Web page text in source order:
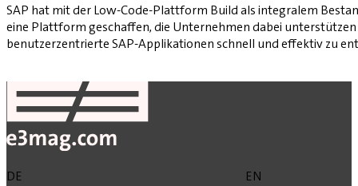
SAP hat mit der Low-Code-Plattform Build als integralem
eine Plattform geschaffen, die Unternehmen dabei
benutzerzentrierte SAP-Applikationen schnell und effektiv zu
DE
EN